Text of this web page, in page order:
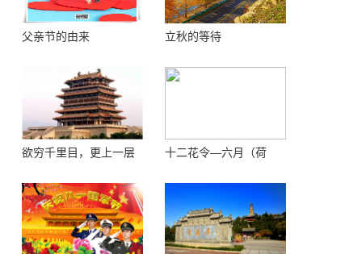
父亲节的由来 立秋的等待
欲穷千里目，更上一层
十二花令—六月（荷